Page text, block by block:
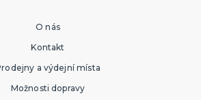
O nás
Kontakt
a výdejní místa
Možnosti dopravy